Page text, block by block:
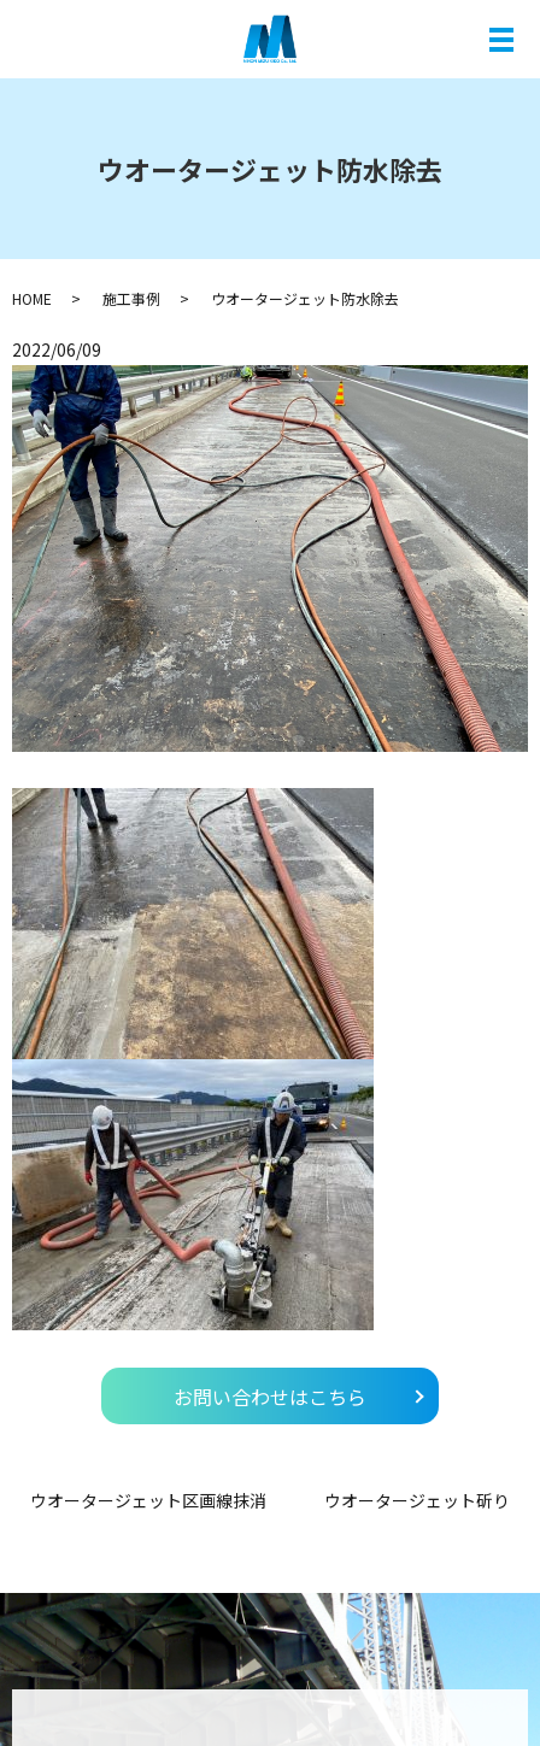
メ
ウオータージェット防水除去
HOME 施工事例 ウオータージェット防水除去
2022/06/09
お問い合わせはこちら
ウオータージェット区画線抹消 ウオータージェット斫り